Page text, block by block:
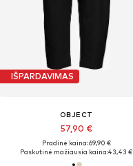
IŠPARDAVIMAS
OBJECT
57,90 €
Pradinė kaina: 69,90 €
Paskutinė mažiausia kaina:43,43 €